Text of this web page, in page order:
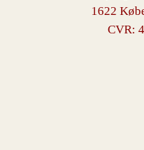
1622
CVR: